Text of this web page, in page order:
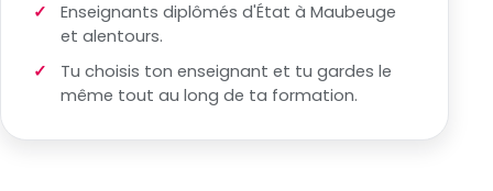
Enseignants diplômés d'État à Maubeuge
et alentours.
Tu choisis ton enseignant et tu gardes le
même tout au long de ta formation.